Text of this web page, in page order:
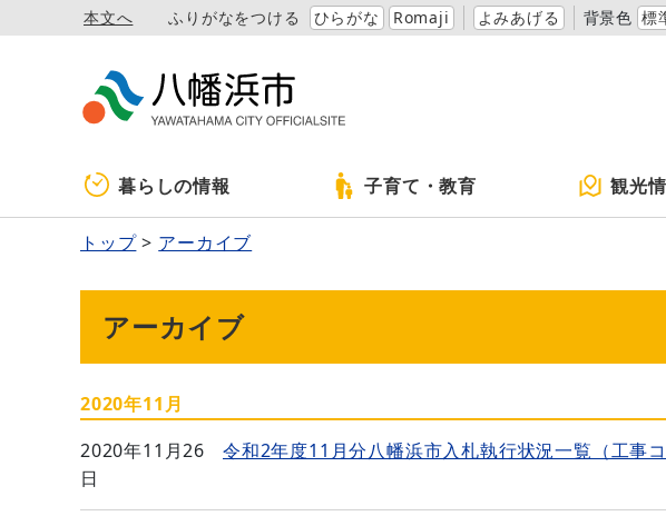
本文へ ふりがなをつける ひらがな Romaji よみあげる 背景色 標
暮らしの情報 子育て・教育 観光
トップ アーカイブ
アーカイブ
2020年11月
2020年11月26
日
令和2年度11月分八幡浜市入札執行状況一覧（工事コ